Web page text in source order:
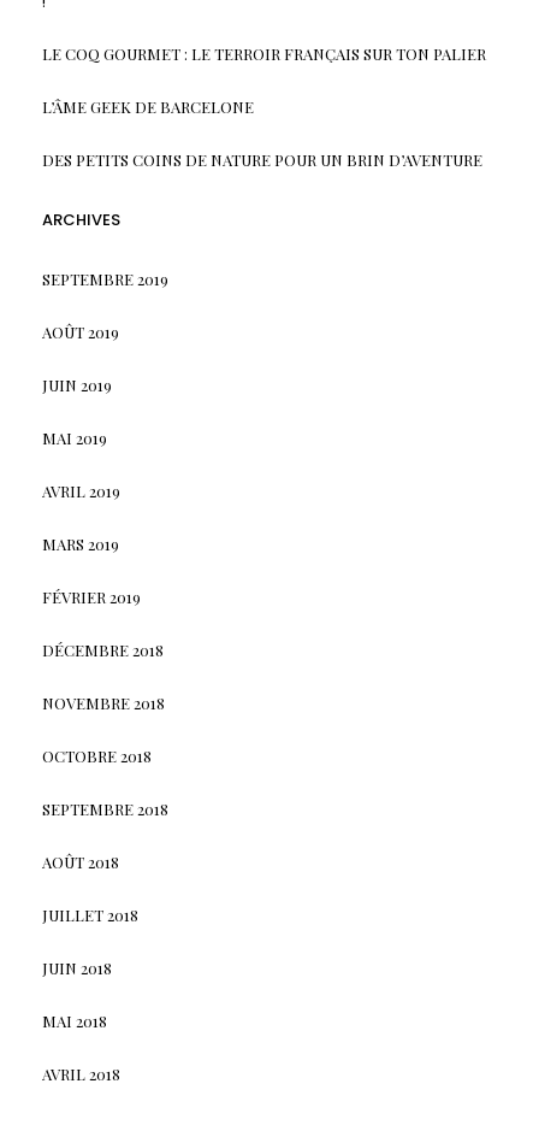
LE COQ GOURMET : LE TERROIR FRANÇAIS SUR TON PALIER
L’ÂME GEEK DE BARCELONE
DES PETITS COINS DE NATURE POUR UN BRIN D’AVENTURE
ARCHIVES
SEPTEMBRE 2019
AOÛT 2019
JUIN 2019
MAI 2019
AVRIL 2019
MARS 2019
FÉVRIER 2019
DÉCEMBRE 2018
NOVEMBRE 2018
OCTOBRE 2018
SEPTEMBRE 2018
AOÛT 2018
JUILLET 2018
JUIN 2018
MAI 2018
AVRIL 2018